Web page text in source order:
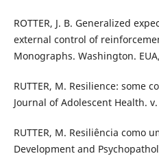
ROTTER, J. B. Generalized
external control of
Monographs. Washington.
RUTTER, M. Resilience: some
Journal of Adolescent Health.
RUTTER, M. Resiliência como
Development and